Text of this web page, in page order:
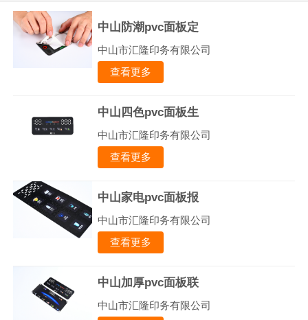
中山防潮pvc面板定
中山市汇隆印务有限公司
查看更多
中山四色pvc面板生
中山市汇隆印务有限公司
查看更多
中山家电pvc面板报
中山市汇隆印务有限公司
查看更多
中山加厚pvc面板联
中山市汇隆印务有限公司